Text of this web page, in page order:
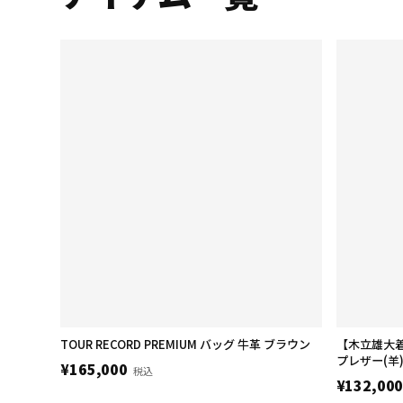
TOUR RECORD PREMIUM バッグ 牛革 ブラウン
¥165,000 税込
【木立雄大
プレザー(